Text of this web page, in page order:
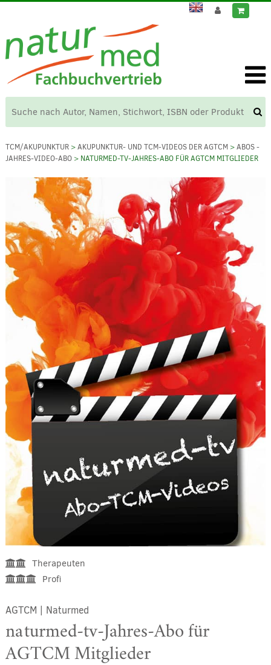
TCM/AKUPUNKTUR>AKUPUNKTUR- UND TCM-VIDEOS DER AGTCM>ABOS -
JAHRES-VIDEO-ABO> NATURMED-TV-JAHRES-ABO FÜR AGTCM MITGLIEDER
Therapeuten
Profi
AGTCM | Naturmed
naturmed-tv-Jahres-Abo für
AGTCM Mitglieder